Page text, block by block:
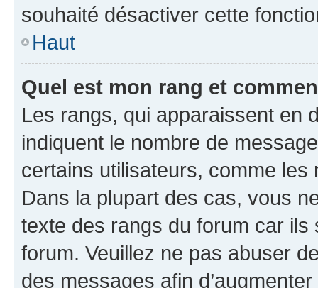
souhaité désactiver cette
Haut
Quel est mon rang et
Les rangs, qui apparaissent en
indiquent le nombre de
certains utilisateurs, comme
Dans la plupart des cas, vous
texte des rangs du forum car ils
forum. Veuillez ne pas abuser
des messages afin